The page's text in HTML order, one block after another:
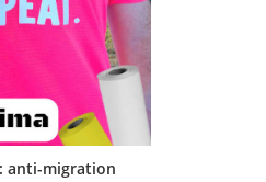
anti-migration